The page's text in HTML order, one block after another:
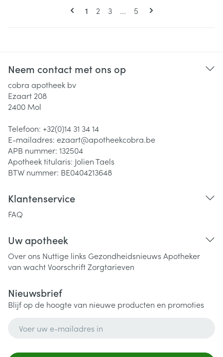
Pagina's
U lees momenteel pagina
1 Pagina
2 Pagina
3 ... Pagina
5
Neem contact met ons op
cobra apotheek bv
Ezaart 208
2400 Mol
Telefoon: +32(0)14 31 34 14
E-mailadres: ezaart@apotheekcobra.be
APB nummer: 132504
Apotheek titularis: Jolien Taels
BTW nummer: BE0404213648
Klantenservice
FAQ
Uw apotheek
Over ons Nuttige links Gezondheidsnieuws Apotheker
van wachtVoorschriftZorgtarieven
Nieuwsbrief
Blijf op de hoogte van nieuwe producten en promoties